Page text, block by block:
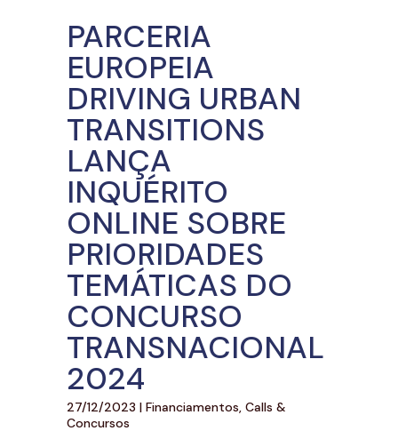
PARCERIA
EUROPEIA
DRIVING URBAN
TRANSITIONS
LANÇA
INQUÉRITO
ONLINE SOBRE
PRIORIDADES
TEMÁTICAS DO
CONCURSO
TRANSNACIONAL
2024
27/12/2023 | Financiamentos, Calls &
Concursos